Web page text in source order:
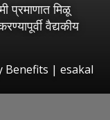
प्रमाणात मिळू
वैद्यकीय
Benefits | esakal